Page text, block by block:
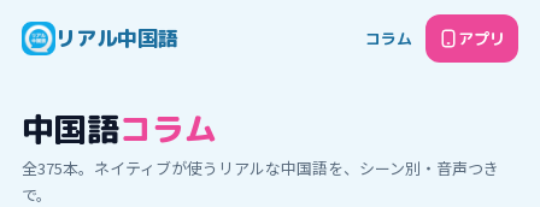
リアル中国語 コラム アプリ
中国語コラム
全375本。ネイティブが使うリアルな中国語を、シーン別・音声つき
で。